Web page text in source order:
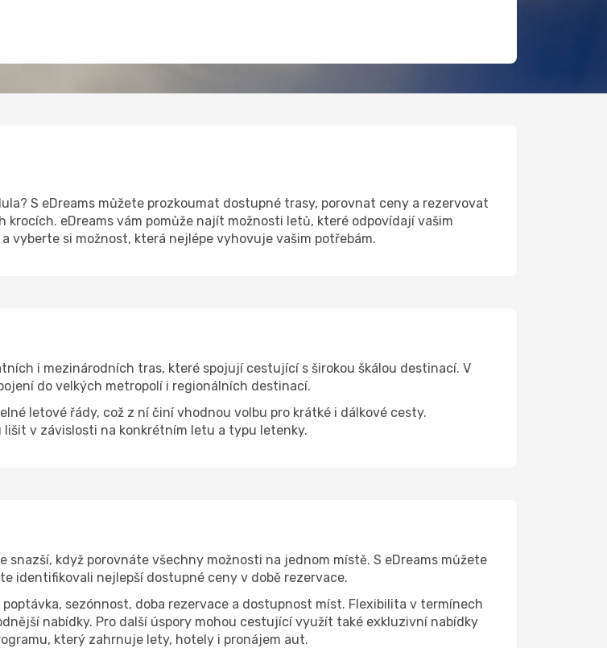
S eDreams můžete prozkoumat dostupné trasy, porovnat ceny a rezervovat
eDreams vám pomůže najít možnosti letů, které odpovídají vašim
vyberte si možnost, která nejlépe vyhovuje vašim potřebám.
i mezinárodních tras, které spojují cestující s širokou škálou destinací. V
do velkých metropolí i regionálních destinací.
letové řády, což z ní činí vhodnou volbu pro krátké i dálkové cesty.
v závislosti na konkrétním letu a typu letenky.
když porovnáte všechny možnosti na jednom místě. S eDreams můžete
identifikovali nejlepší dostupné ceny v době rezervace.
sezónnost, doba rezervace a dostupnost míst. Flexibilita v termínech
nabídky. Pro další úspory mohou cestující využít také exkluzivní nabídky
který zahrnuje lety, hotely i pronájem aut.